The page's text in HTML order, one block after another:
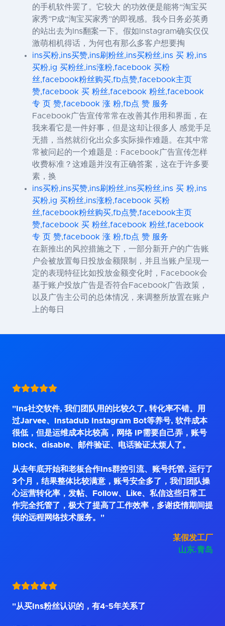
的手机软件罢了。它较大 的功效便是能将“淘宝买
家秀”P成“淘宝买家秀”的即视感。我今日务必英勇
的站出去为Ins翻案一下。假如Instagram确实仅仅
激萌相机得话，为何也有那么多客户想要掏
ins买粉,ins买赞,ins刷粉丝,ins买粉丝,ins 买 粉,ins
买粉,ig 买粉丝,ins涨粉,facebook 买粉
丝,facebook粉丝购买,fb点赞,facebook主页
赞,facebook 买 粉丝,facebook 粉丝,facebook
专 页 赞,facebook 涨 粉,fb点 赞 服务
Facebook广告宣传常常在改善其作用和界面，在
我来看它是一件好事，但是这却让很多人 感觉手足
无措，当然就衍化出众多实际操作难题。在其中常
常被问起的一个难题是：Facebook广告宣传怎样
收费标准？这难题并沒有正确答案，这在于许多要
素，换
ins买粉,ins买赞,ins刷粉丝,ins买粉丝,ins 买 粉,ins
买粉,ig 买粉丝,ins涨粉,facebook 买粉
丝,facebook粉丝购买,fb点赞,facebook主页
赞,facebook 买 粉丝,facebook 粉丝,facebook
专 页 赞,facebook 涨 粉,fb点 赞 服务
在新推出的风控措施之下，一部分新开户的广告账
户会被放置每日投放金额限制，并且当账户呈现一
定的表现特征比如投放金额变化时，Facebook会
基于账户投放广告是否符合Facebook广告政策，
以及广告主公司的总体情况，来调整所放置在账户
上的每日
"Ins社交软件, 我们团队用的比较久了, 转化率不错。用
过Jarvee、Instadub Instagram Bot等养号, 软件成本
很低，但是运维成本比较高，网络 IP需要自己弄，账号
block、disable、邮件验证、电话验证太烦人了。
从去年底开始和老板合作Ins群控引流、账号托管, 运行了
3个月，结果整体比较满意，账号安全多了，我们团队操
心运营转化率，发帖、Follow、Like、私信这些日常工
作完全托管了，极大了提高了工作效率，多谢疫情期间提
供的远程网络技术服务。"
某假发工厂
山东.青岛
"从买Ins粉丝认识的，有4~5年关系了